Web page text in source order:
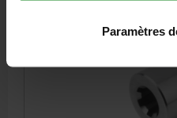
Paramètres